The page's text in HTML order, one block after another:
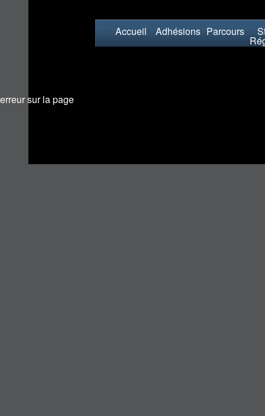
Accueil Adhésions Parcours
erreur sur la page